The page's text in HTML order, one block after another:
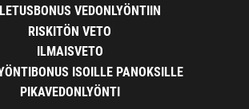
VEDONLYÖNTIIN
RISKITÖN VETO
ILMAISVETO
ISOILLE PANOKSILLE
PIKAVEDONLYÖNTI